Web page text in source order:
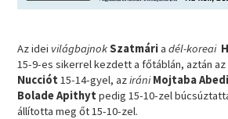
Az idei világbajnokSzatmáriadél-koreai
15-9-es sikerrel kezdett a főtáblán, aztán az
Nucciót 15-14-gyel, aziráni Mojtaba
Bolade Apithyt pedig 15-10-zel
állította meg őt 15-10-zel.